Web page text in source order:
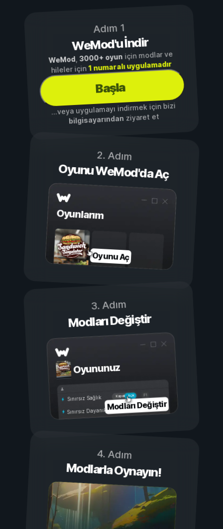
Adım 1
WeMod'u İndir
WeMod,3000+ oyuniçin modlar ve
hileler için1 numaralı uygulamadır
Başla
...veya uygulamayı indirmek için bizi
bilgisayarından ziyaret et
2. Adım
Oyunu WeMod'da Aç
Oyunlarım
Oyunu Aç
3. Adım
Modları Değiştir
Oyununuz
Açık
Kapalı
Sınırsız Sağlık
Sınırsız DayanıklılıkModları Değiştir
4. Adım
Modlarla Oynayın!